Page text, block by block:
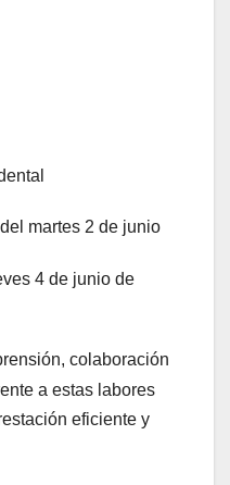
martes 2 de junio
4 de junio de
colaboración
a estas labores
eficiente y